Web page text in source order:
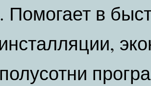
Помогает в